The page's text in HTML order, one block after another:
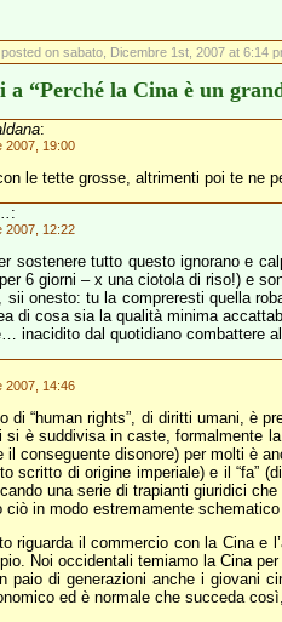
on sabato, Dicembre 1st, 2007 at 6:14
a “Perché la Cina è un
:
2007, 19:00
le tette grosse, altrimenti poi te ne
:
2007, 12:22
sostenere tutto questo ignorano e
6 giorni – x una ciotola di riso!) e
sii onesto: tu la compreresti quella
di cosa sia la qualità minima
inacidito dal quotidiano combattere
2007, 14:46
di “human rights”, di diritti umani, è
si è suddivisa in caste, formalmente
il conseguente disonore) per molti è
scritto di origine imperiale) e il “fa”
una serie di trapianti giuridici
ciò in modo estremamente
riguarda il commercio con la Cina
Noi occidentali temiamo la Cina
paio di generazioni anche i giovani
ed è normale che succeda